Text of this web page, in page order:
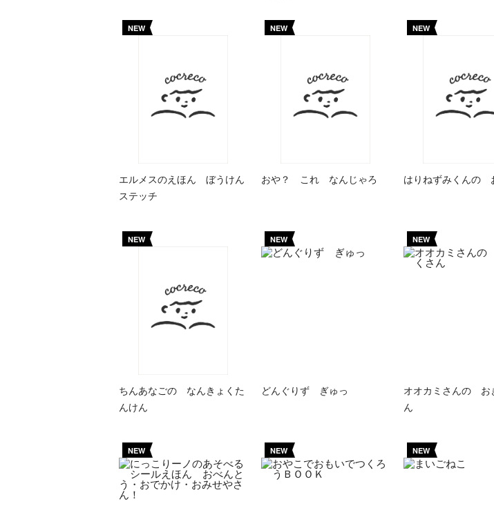
NEW
エルメスのえほん ぼうけん
ステッチ
NEW
おや？ これ なんじゃろ
NEW
はりねずみくんの
NEW
ちんあなごの なんきょくた
んけん
NEW
どんぐりず ぎゅっ
NEW
オオカミさんの お
ん
NEW NEW NEW